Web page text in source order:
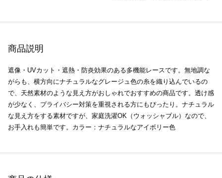
商品説明
遮像・UVカット・遮熱・防炎効果のある多機能レースです。無地調な
がらも、横方向にナチュラルなグレージュ色の糸を織り込んでいるの
で、天然素材のような見え方がおしゃれでおすすめの商品です。透け感
が少なく、プライバシー対策を重視される方にもぴったり。ナチュラル
な見え方をする素材ですが、家庭洗濯OK（ウォッシャブル）なので、
お手入れも簡単です。カラー：ナチュラルなアイボリー色